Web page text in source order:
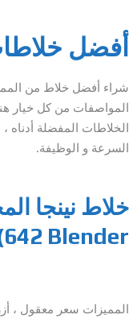
أفضل
شراء أفضل خلاط من
المواصفات من كل خيار
الخلاطات المفضلة أدناه
السرعة و الوظيفة.
642 Blender)
المميزات سعر معقول ،